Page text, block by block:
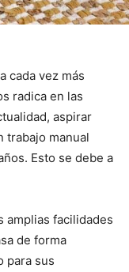
cada vez más
radica en las
aspirar
trabajo manual
Esto se debe a
amplias facilidades
de forma
para sus